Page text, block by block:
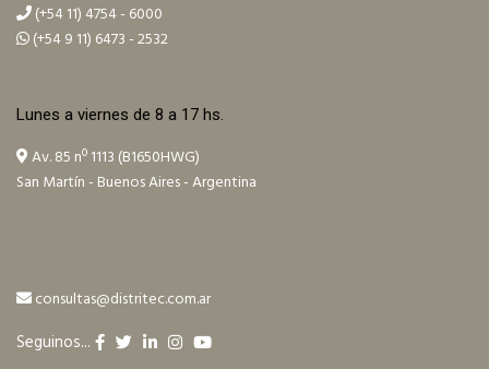
(+54 11) 4754 - 6000
(+54 9 11) 6473 - 2532
Lunes a viernes de 8 a 17 hs.
Av. 85 nº 1113 (B1650HWG)
San Martín - Buenos Aires - Argentina
consultas@distritec.com.ar
Seguinos...